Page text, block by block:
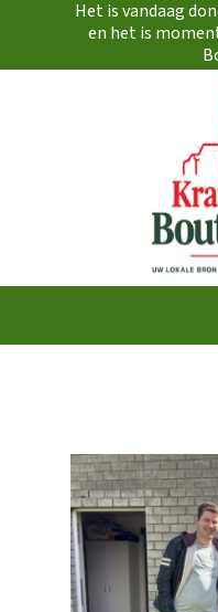
Het is vandaag
en het is